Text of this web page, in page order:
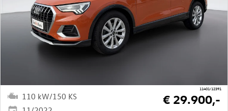
11401/12391
110 kW/150 KS
€ 29.900,-